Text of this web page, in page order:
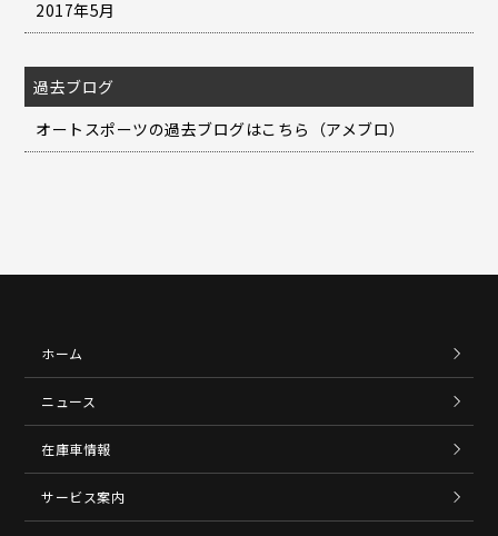
2017年5月
過去ブログ
オートスポーツの過去ブログはこちら（アメブロ）
ホーム
ニュース
在庫車情報
サービス案内